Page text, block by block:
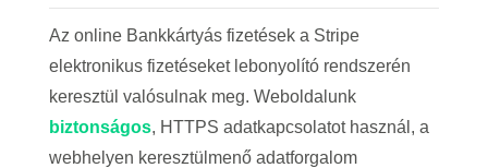
Az online Bankkártyás fizetések a Stripe
elektronikus fizetéseket lebonyolító rendszerén
keresztül valósulnak meg. Weboldalunk
biztonságos, HTTPS adatkapcsolatot használ, a
webhelyen keresztülmenő adatforgalom